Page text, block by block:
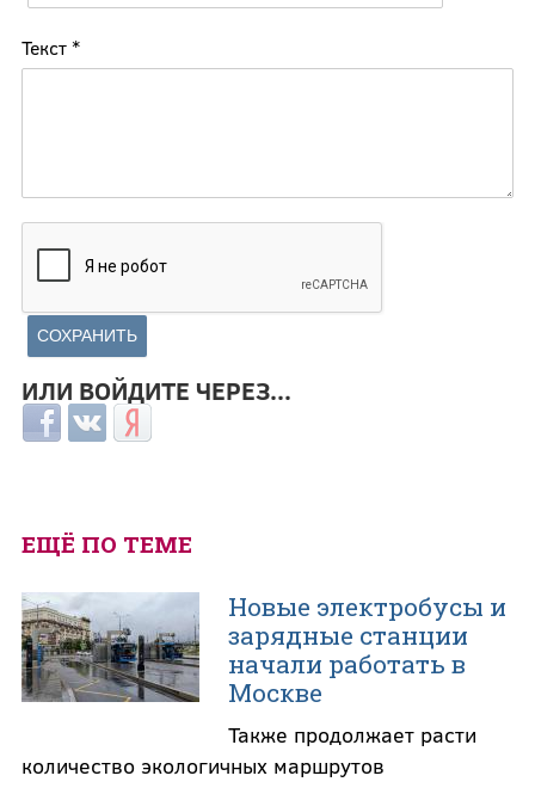
Текст *
ИЛИ ВОЙДИТЕ ЧЕРЕЗ...
Login with Facebook
Login with ВКонтакте
Login with Яндекс
ЕЩЁ ПО ТЕМЕ
Новые электробусы и
зарядные станции
начали работать в
Москве
Также продолжает расти
количество экологичных маршрутов